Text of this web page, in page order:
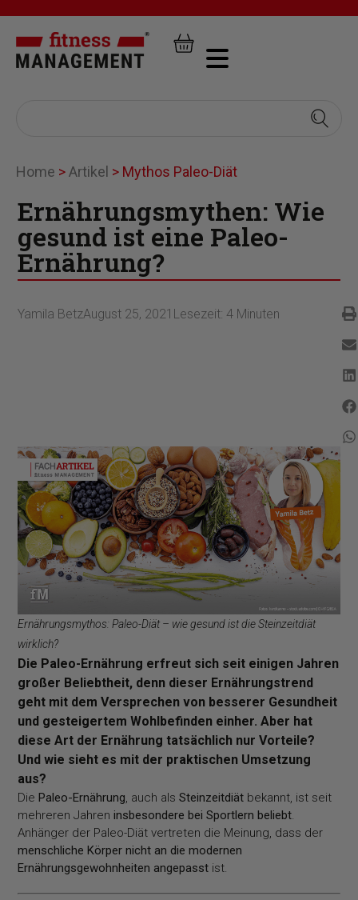
Home >Artikel > Mythos Paleo-Diät
Ernährungsmythen: Wie
gesund ist eine Paleo-
Ernährung?
Yamila BetzAugust 25, 2021 Lesezeit: 4 Minuten
Ernährungsmythos: Paleo-Diät – wie gesund ist die Steinzeitdiät
wirklich?
Die Paleo-Ernährung erfreut sich seit einigen Jahren
großer Beliebtheit, denn dieser Ernährungstrend
geht mit dem Versprechen von besserer Gesundheit
und gesteigertem Wohlbefinden einher. Aber hat
diese Art der Ernährung tatsächlich nur Vorteile?
Und wie sieht es mit der praktischen Umsetzung
aus?
DiePaleo-Ernährung, auch alsSteinzeitdiät bekannt, ist seit
mehreren Jahreninsbesondere bei Sportlern beliebt.
Anhänger der Paleo-Diät vertreten die Meinung, dass der
menschliche Körper nicht an die modernen
Ernährungsgewohnheiten angepasst ist.